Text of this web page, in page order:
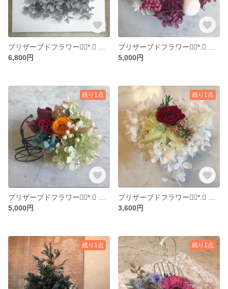
6,800円
5,000円
残り1点
5,000円
残り1点
3,600円
残り1点 残り1点